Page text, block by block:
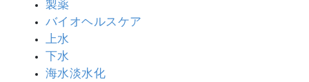
製薬
バイオヘルスケア
上水
下水
海水淡水化